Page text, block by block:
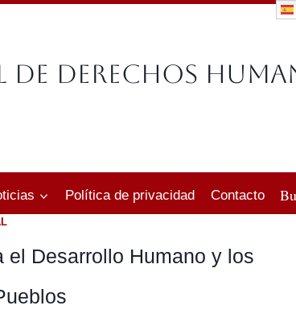
Derechos
Política de privacidad Contacto
el Desarrollo Humano y los